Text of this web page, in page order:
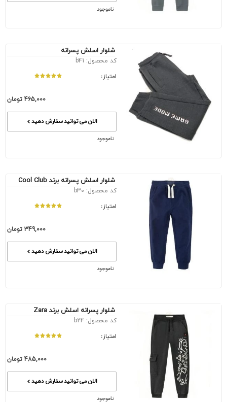
ناموجود
شلوار اسلش پسرانه
کد محصول: b41
امتیاز:
465,000 تومان
الان می توانید سفارش دهید
ناموجود
شلوار اسلش پسرانه برند Cool Club
کد محصول: b30
امتیاز:
349,000 تومان
الان می توانید سفارش دهید
ناموجود
شلوار پسرانه اسلش برند Zara
کد محصول: b24
امتیاز:
485,000 تومان
الان می توانید سفارش دهید
ناموجود